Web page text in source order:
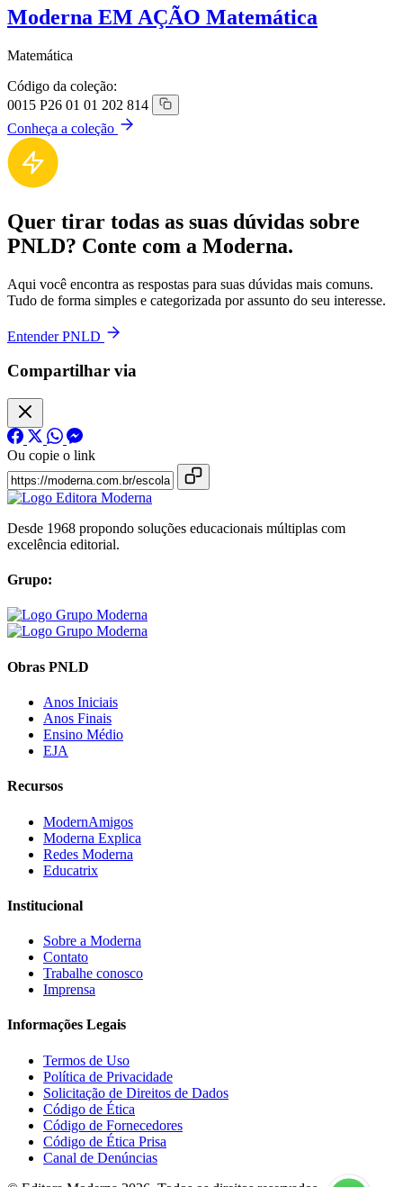
Moderna EM AÇÃO Matemática
Matemática
Código da coleção:
0015 P26 01 01 202 814
Conheça a coleção
Quer tirar todas as suas dúvidas sobre
PNLD? Conte com a Moderna.
Aqui você encontra as respostas para suas dúvidas mais comuns.
Tudo de forma simples e categorizada por assunto do seu interesse.
Entender PNLD
Compartilhar via
Ou copie o link
Desde 1968 propondo soluções educacionais múltiplas com
excelência editorial.
Grupo:
Obras PNLD
Anos Iniciais
Anos Finais
Ensino Médio
EJA
Recursos
ModernAmigos
Moderna Explica
Redes Moderna
Educatrix
Institucional
Sobre a Moderna
Contato
Trabalhe conosco
Imprensa
Informações Legais
Termos de Uso
Política de Privacidade
Solicitação de Direitos de Dados
Código de Ética
Código de Fornecedores
Código de Ética Prisa
Canal de Denúncias